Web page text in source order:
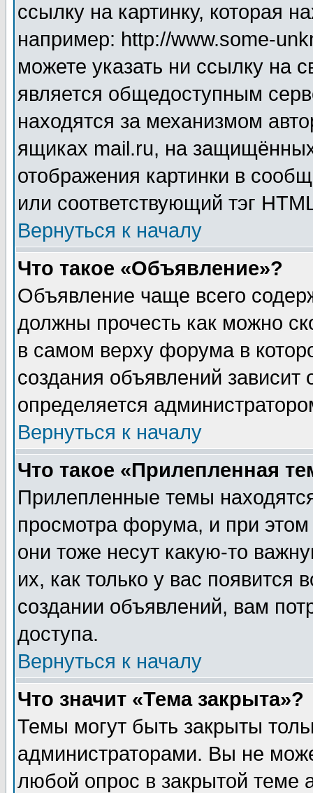
ссылку на картинку, которая
например: http://www.some-
можете указать ни ссылку на
является общедоступным
находятся за механизмом
ящиках mail.ru, на
отображения картинки в
или соответствующий тэг
Вернуться к началу
Что такое «Объявление»?
Объявление чаще всего
должны прочесть как можно
в самом верху форума в
создания объявлений зависит
определяется
Вернуться к началу
Что такое «Прилепленная
Прилепленные темы
просмотра форума, и при
они тоже несут какую-то
их, как только у вас появится
создании объявлений, вам
доступа.
Вернуться к началу
Что значит «Тема закрыта»?
Темы могут быть закрыты
администраторами. Вы не
любой опрос в закрытой теме